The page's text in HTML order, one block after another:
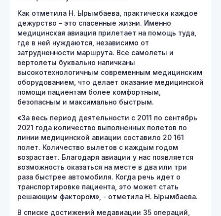
Как отметила Н. Ырымбаева, практически каждое
дежурство – это спасенные жизни. Именно
медицинская авиация прилетает на помощь туда,
где в ней нуждаются, независимо от
затрудненности маршрута. Все самолеты и
вертолеты буквально напичканы
высокотехнологичным современным медицинским
оборудованием, что делает оказание медицинской
помощи пациентам более комфортным,
безопасным и максимально быстрым.
«За весь период деятельности с 2011 по сентябрь
2021 года количество выполненных полетов по
линии медицинской авиации составило 20 161
полет. Количество вылетов с каждым годом
возрастает. Благодаря авиации у нас появляется
возможность оказаться на месте в два или три
раза быстрее автомобиля. Когда речь идет о
транспортировке пациента, это может стать
решающим фактором», - отметила Н. Ырымбаева.
В списке достижений медавиации 35 операций,